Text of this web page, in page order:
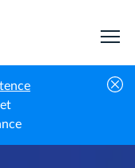
Types, motivations,
contre elles